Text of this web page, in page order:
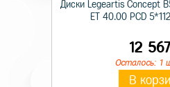
Диски Legeartis Concept
ET 40.00 PCD
12 567
Осталось: 1
В